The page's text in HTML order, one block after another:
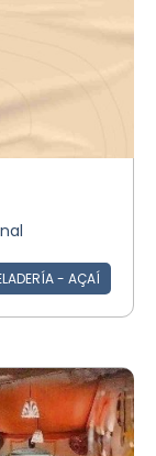
- AÇAÍ